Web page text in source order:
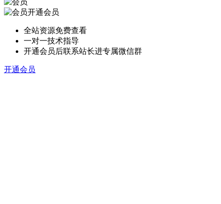
开通会员
全站资源免费查看
一对一技术指导
开通会员后联系站长进专属微信群
开通会员